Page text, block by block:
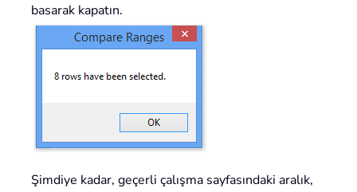
basarak kapatın.
Şimdiye kadar, geçerli çalışma sayfasındaki aralık,